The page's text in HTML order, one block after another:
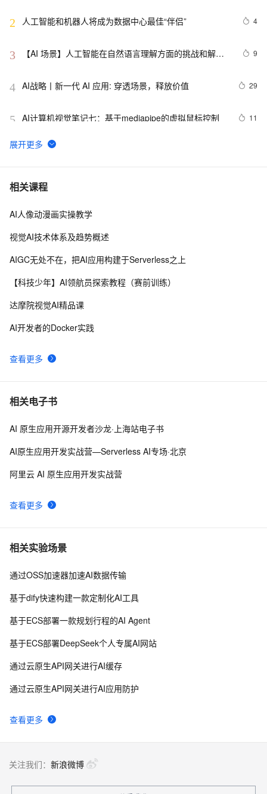
2 人工智能和机器人将成为数据中心最佳“伴侣” 4
3
【AI 场景】人工智能在自然语言理解方面的挑战和解决
9
4 AI战略丨新一代 AI 应用: 穿透场景，释放价值 29
5 AI计算机视觉笔记七：基于mediapipe的虚拟鼠标控制 11
6
AAAI,ICML,CVPR,NeurIPS...31篇国际七大AI顶会2021
7 视觉AI五天训练营教程 Day 1
8 固特异（Goodyear）利用人工智能和物联网实现数字化
10【学习记录】《DeepLearning.ai》第十课：卷积神经网
相关课程
查看更多
AI人像动漫画实操教学
视觉AI技术体系及趋势概述
AIGC无处不在，把AI应用构建于Serverless之上
【科技少年】AI领航员探索教程（赛前训练）
达摩院视觉AI精品课
AI开发者的Docker实践
相关电子书
查看更多
AI 原生应用开源开发者沙龙·上海站电子书
AI原生应用开发实战营—Serverless AI专场·北京
阿里云 AI 原生应用开发实战营
相关实验场景
查看更多
通过OSS加速器加速AI数据传输
基于dify快速构建一款定制化AI工具
基于ECS部署一款规划行程的AI Agent
基于ECS部署DeepSeek个人专属AI网站
通过云原生API网关进行AI缓存
通过云原生API网关进行AI应用防护
关注我们： 新浪微博